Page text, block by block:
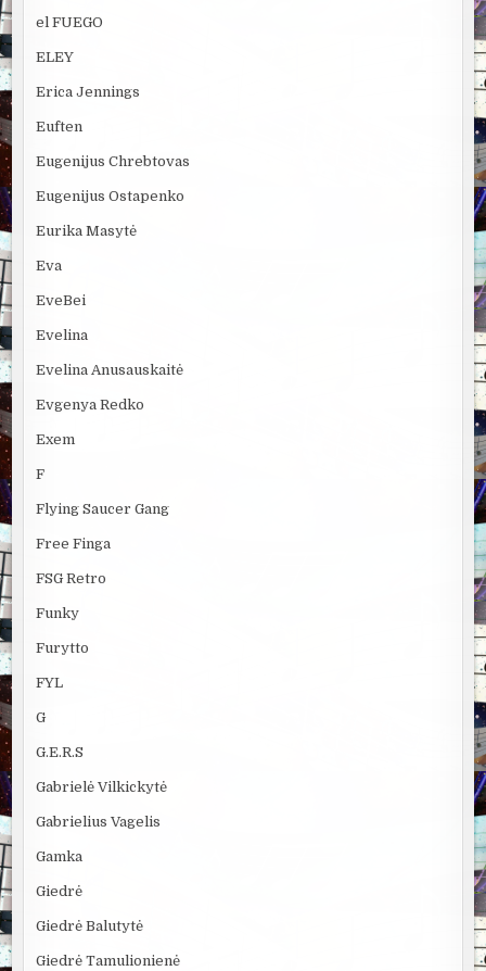
el FUEGO
ELEY
Erica Jennings
Euften
Eugenijus Chrebtovas
Eugenijus Ostapenko
Eurika Masytė
Eva
EveBei
Evelina
Evelina Anusauskaitė
Evgenya Redko
Exem
F
Flying Saucer Gang
Free Finga
FSG Retro
Funky
Furytto
FYL
G
G.E.R.S
Gabrielė Vilkickytė
Gabrielius Vagelis
Gamka
Giedrė
Giedrė Balutytė
Giedrė Tamulionienė